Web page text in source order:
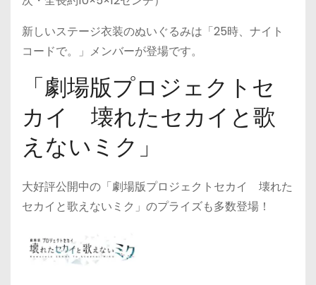
新しいステージ衣装のぬいぐるみは「25時、ナイト
コードで。」メンバーが登場です。
「劇場版プロジェクトセ
カイ 壊れたセカイと歌
えないミク」
大好評公開中の「劇場版プロジェクトセカイ 壊れた
セカイと歌えないミク」のプライズも多数登場！